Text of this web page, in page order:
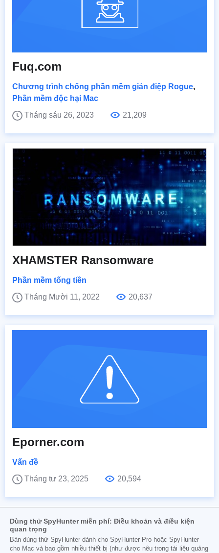
Fuq.com
Chương trình chống phần mềm gián điệp Rogue,
Phần mềm độc hại Mac
Tháng sáu 26, 2023
21,209
XHAMSTER Ransomware
Phần mềm tống tiền
Tháng Mười 11, 2022
20,637
Eporner.com
Vấn đề
Tháng tư 23, 2025
20,594
Dùng thử SpyHunter miễn phí: Điều khoản và điều kiện
quan trọng
Bản dùng thử SpyHunter dành cho SpyHunter Pro hoặc SpyHunter
cho Mac và bao gồm nhiều thiết bị (như được nêu trong tài liệu quảng